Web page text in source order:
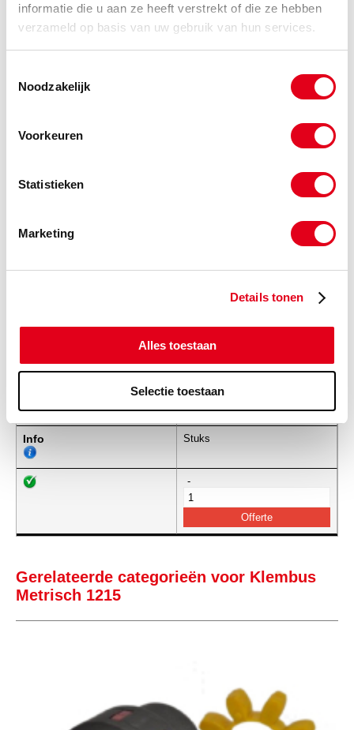
informatie die u aan ze heeft verstrekt of die ze hebben
verzameld op basis van uw gebruik van hun services.
Noodzakelijk
Voorkeuren
Statistieken
Marketing
Details tonen
Alles toestaan
Selectie toestaan
1215-25 Taper-Bush MM 1215-25
Info Stuks
1215-28 Taper-Bush MM 1215-28
-
1215-32 Taper-Bush MM 1215-32
Info Stuks
-
Gerelateerde categorieën voor Klembus
Metrisch 1215